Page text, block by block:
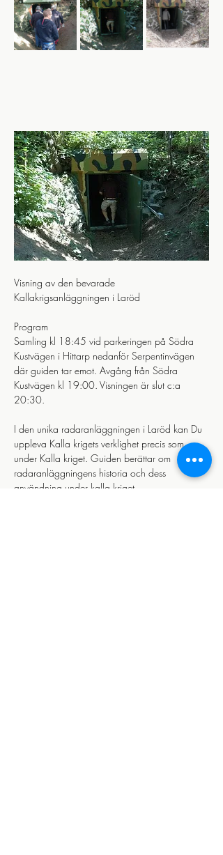
Visning av den bevarade
Kallakrigsanläggningen i Laröd
Program
Samling kl 18:45 vid parkeringen på Södra
Kustvägen i Hittarp nedanför Serpentinvägen
där guiden tar emot. Avgång från Södra
Kustvägen kl 19:00. Visningen är slut c:a
20:30.
I den unika radaranläggningen i Laröd kan Du
uppleva Kalla krigets verklighet precis som
under Kalla kriget. Guiden berättar om
radaranläggningens historia och dess
användning under kalla kriget.